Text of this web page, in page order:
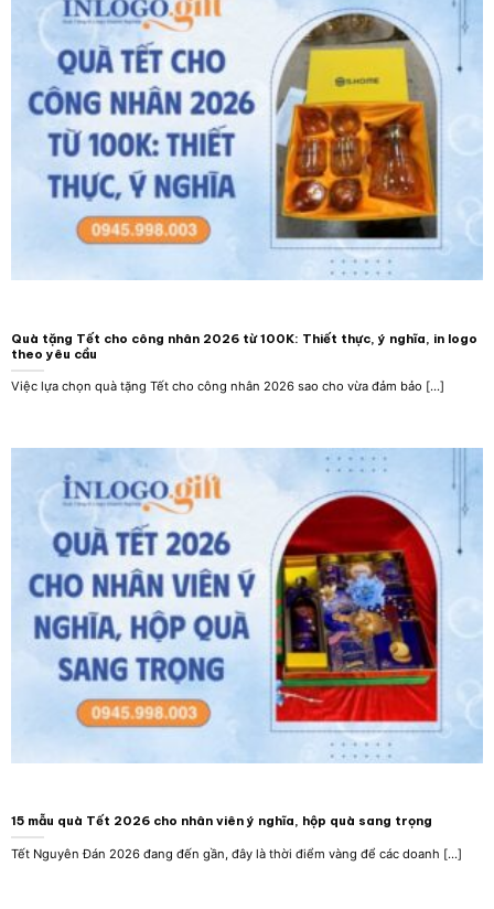
Quà tặng Tết cho công nhân 2026 từ 100K: Thiết thực, ý nghĩa, in logo
theo yêu cầu
Việc lựa chọn quà tặng Tết cho công nhân 2026 sao cho vừa đảm bảo [...]
15 mẫu quà Tết 2026 cho nhân viên ý nghĩa, hộp quà sang trọng
Tết Nguyên Đán 2026 đang đến gần, đây là thời điểm vàng để các doanh [...]